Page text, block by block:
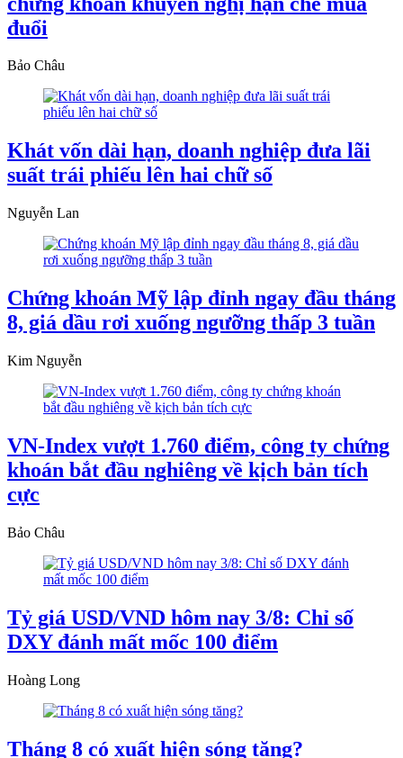
đuổi
Bảo Châu
Khát vốn dài hạn, doanh nghiệp đưa lãi
suất trái phiếu lên hai chữ số
Nguyễn Lan
Chứng khoán Mỹ lập đỉnh ngay đầu tháng
8, giá dầu rơi xuống ngưỡng thấp 3 tuần
Kim Nguyễn
VN-Index vượt 1.760 điểm, công ty chứng
khoán bắt đầu nghiêng về kịch bản tích
cực
Bảo Châu
Tỷ giá USD/VND hôm nay 3/8: Chỉ số
DXY đánh mất mốc 100 điểm
Hoàng Long
Tháng 8 có xuất hiện sóng tăng?